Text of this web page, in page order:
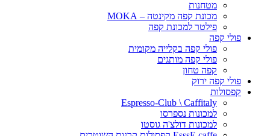
מטחנות
מכונת קפה מקינטה – MOKA
פילטר למכונת קפה
פולי קפה
פולי קפה בקלייה מקומית
פולי קפה מותגים
קפה טחון
פולי קפה ירוק
קפסולות
Espresso-Club \ Caffitaly
למכונות נספרסו
למכונות דולצ'ה גוסטו